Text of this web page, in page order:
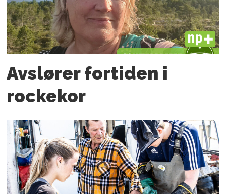
PLUS
Avslører fortiden i
rockekor